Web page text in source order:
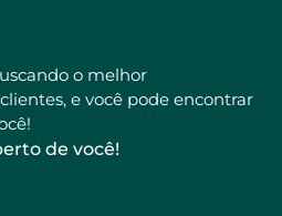
o melhor
e você pode encontrar
de você!